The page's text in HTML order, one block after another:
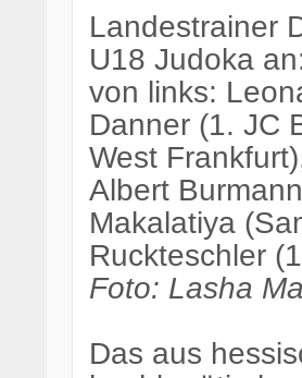
Landestrainer
U18 Judoka
von links:
Danner (1. JC
West
Albert
Makalatiya
Ruckteschler
Foto: Lasha
Das aus